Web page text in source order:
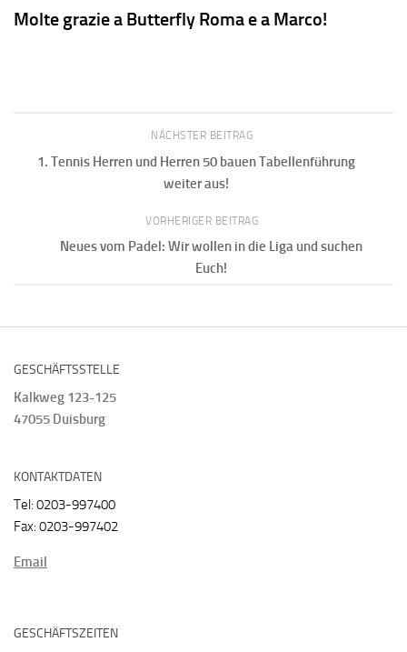
Molte grazie a Butterfly Roma e a Marco!
NÄCHSTER BEITRAG
1. Tennis Herren und Herren 50 bauen Tabellenführung
weiter aus!
VORHERIGER BEITRAG
Neues vom Padel: Wir wollen in die Liga und suchen
Euch!
GESCHÄFTSSTELLE
Kalkweg 123-125
47055 Duisburg
KONTAKTDATEN
Tel: 0203-997400
Fax: 0203-997402
Email
GESCHÄFTSZEITEN